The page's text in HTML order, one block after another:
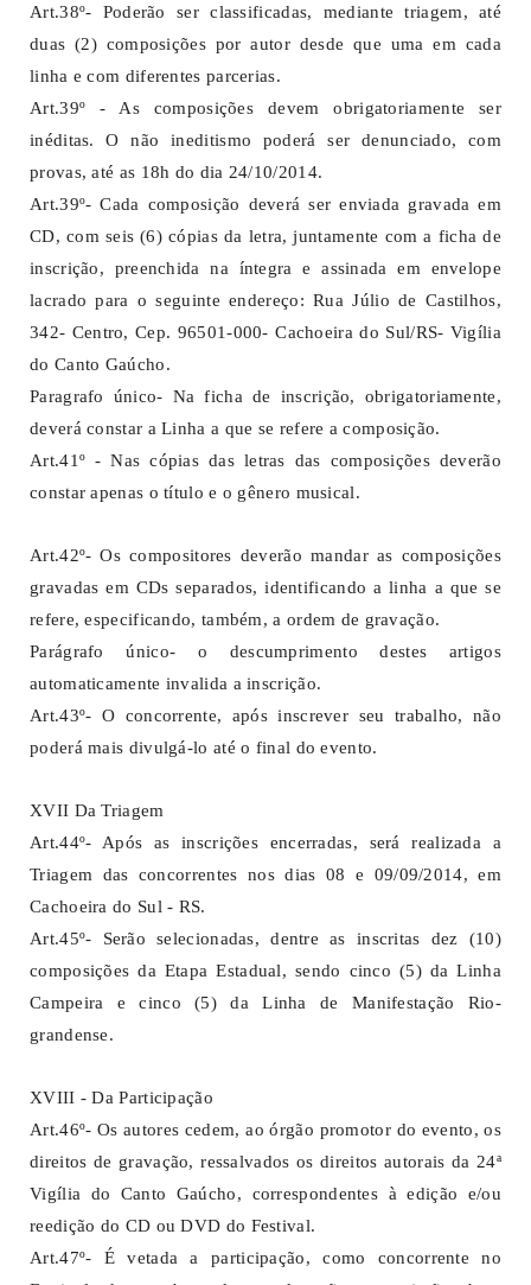
Art.38º- Poderão ser classificadas, mediante triagem, até
duas (2) composições por autor desde que uma em cada
linha e com diferentes parcerias.
Art.39º - As composições devem obrigatoriamente ser
inéditas. O não ineditismo poderá ser denunciado, com
provas, até as 18h do dia 24/10/2014.
Art.39º- Cada composição deverá ser enviada gravada em
CD, com seis (6) cópias da letra, juntamente com a ficha de
inscrição, preenchida na íntegra e assinada em envelope
lacrado para o seguinte endereço: Rua Júlio de Castilhos,
342- Centro, Cep. 96501-000- Cachoeira do Sul/RS- Vigília
do Canto Gaúcho.
Paragrafo único- Na ficha de inscrição, obrigatoriamente,
deverá constar a Linha a que se refere a composição.
Art.41º - Nas cópias das letras das composições deverão
constar apenas o título e o gênero musical.
Art.42º- Os compositores deverão mandar as composições
gravadas em CDs separados, identificando a linha a que se
refere, especificando, também, a ordem de gravação.
Parágrafo único- o descumprimento destes artigos
automaticamente invalida a inscrição.
Art.43º- O concorrente, após inscrever seu trabalho, não
poderá mais divulgá-lo até o final do evento.
XVII Da Triagem
Art.44º- Após as inscrições encerradas, será realizada a
Triagem das concorrentes nos dias 08 e 09/09/2014, em
Cachoeira do Sul - RS.
Art.45º- Serão selecionadas, dentre as inscritas dez (10)
composições da Etapa Estadual, sendo cinco (5) da Linha
Campeira e cinco (5) da Linha de Manifestação Rio-
grandense.
XVIII - Da Participação
Art.46º- Os autores cedem, ao órgão promotor do evento, os
direitos de gravação, ressalvados os direitos autorais da 24ª
Vigília do Canto Gaúcho, correspondentes à edição e/ou
reedição do CD ou DVD do Festival.
Art.47º- É vetada a participação, como concorrente no